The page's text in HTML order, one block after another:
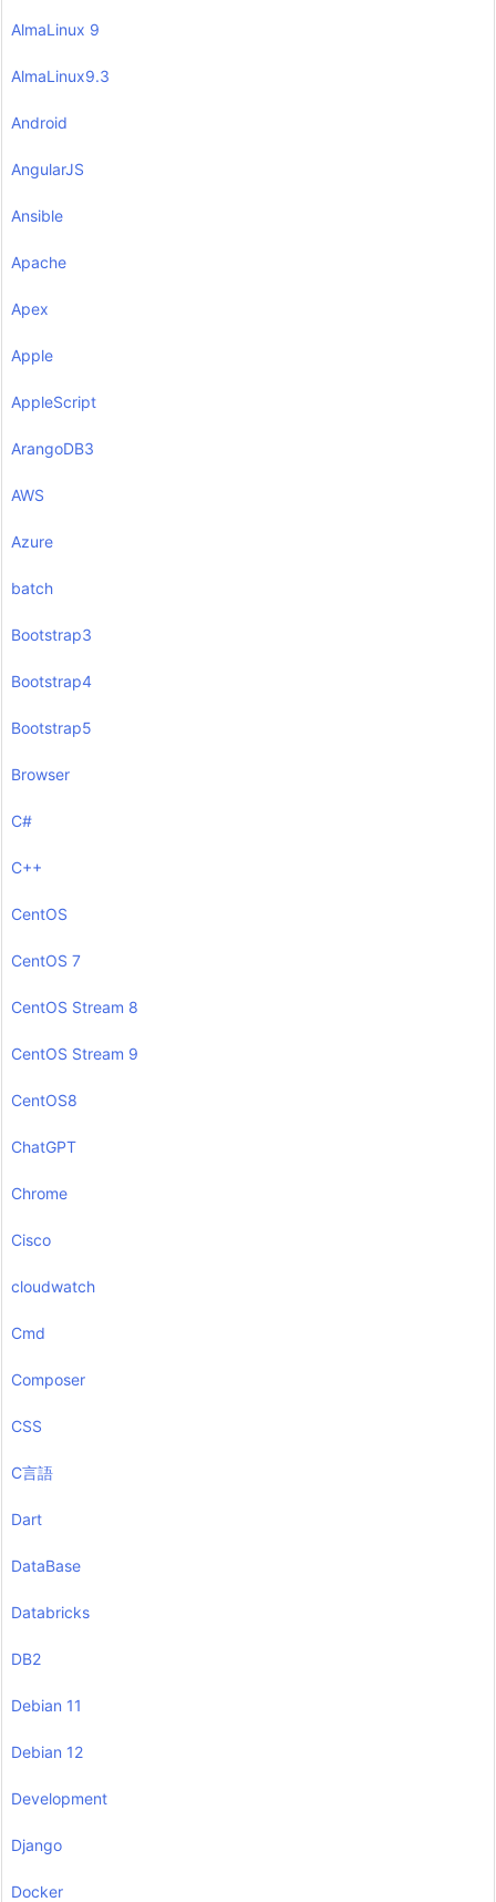
AlmaLinux 9
AlmaLinux9.3
Android
AngularJS
Ansible
Apache
Apex
Apple
AppleScript
ArangoDB3
AWS
Azure
batch
Bootstrap3
Bootstrap4
Bootstrap5
Browser
C#
C++
CentOS
CentOS 7
CentOS Stream 8
CentOS Stream 9
CentOS8
ChatGPT
Chrome
Cisco
cloudwatch
Cmd
Composer
CSS
C言語
Dart
DataBase
Databricks
DB2
Debian 11
Debian 12
Development
Django
Docker